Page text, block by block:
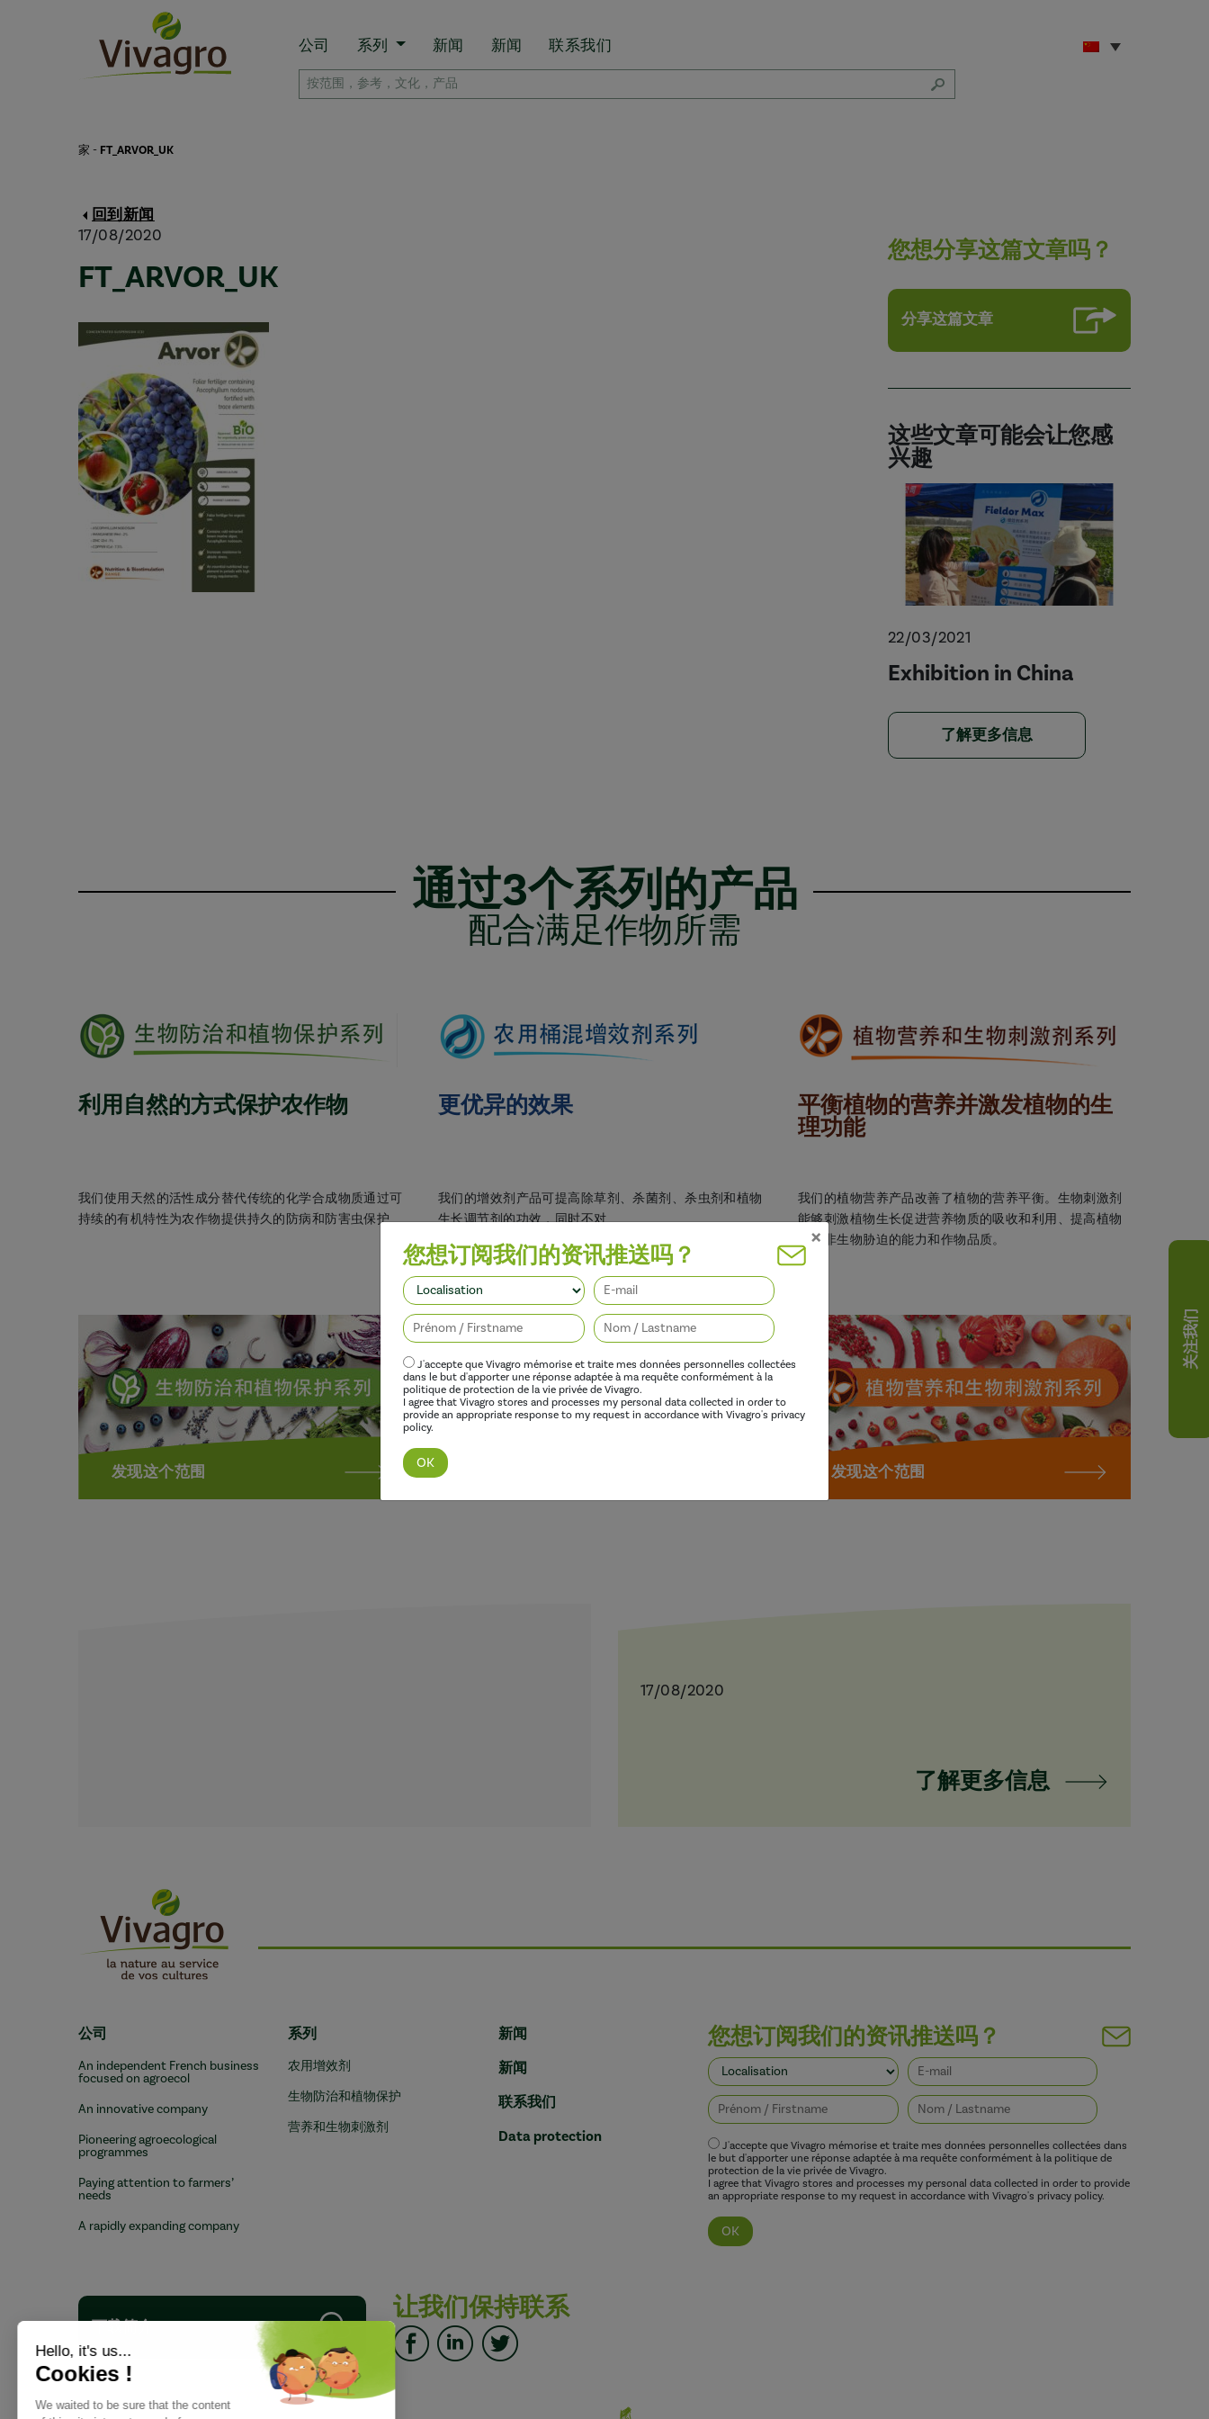
公司 系列 新闻 新闻 联系我们
家 - FT_ARVOR_UK
回到新闻
17/08/2020
FT_ARVOR_UK
您想分享这篇文章吗？
分享这篇文章
这些文章可能会让您感
兴趣
22/03/2021
Exhibition in China
了解更多信息
通过3个系列的产品
配合满足作物所需
利用自然的方式保护农作物
我们使用天然的活性成分替代传统的化学合成物质通过可
持续的有机特性为农作物提供持久的防病和防害虫保护
发现这个范围
更优异的效果
我们的增效剂产品可提高除草剂、杀菌剂、杀虫剂和植物
生长调节剂的功效，同时不对
平衡植物的营养并激发植物的生
理功能
我们的植物营养产品改善了植物的营养平衡。生物刺激剂
能够刺激植物生长促进营养物质的吸收和利用、提高植物
抵御非生物胁迫的能力和作物品质。
发现这个范围
17/08/2020
了解更多信息
公司
An independent French business
focused on agroecol
An innovative company
Pioneering agroecological
programmes
Paying attention to farmers’
needs
A rapidly expanding company
系列
农用增效剂
生物防治和植物保护
营养和生物刺激剂
新闻
新闻
联系我们
Data protection
下载简介
让我们保持联系
您想订阅我们的资讯推送吗？
J'accepte que Vivagro mémorise et traite mes données personnelles collectées dans
le but d'apporter une réponse adaptée à ma requête conformément à la politique de
protection de la vie privée de Vivagro.
I agree that Vivagro stores and processes my personal data collected in order to provide
an appropriate response to my request in accordance with Vivagro's privacy policy.
关注我们
×
您想订阅我们的资讯推送吗？
J'accepte que Vivagro mémorise et traite mes données personnelles collectées
dans le but d'apporter une réponse adaptée à ma requête conformément à la
politique de protection de la vie privée de Vivagro.
I agree that Vivagro stores and processes my personal data collected in order to
provide an appropriate response to my request in accordance with Vivagro's privacy
policy.